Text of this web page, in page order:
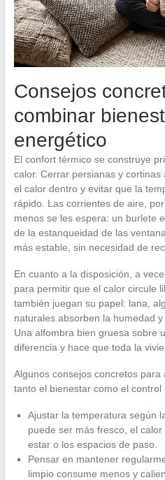
Consejos
combinar
energético
El confort térmico se construye
calor. Cerrar persianas y
el calor dentro y evitar que la
rápido. Las corrientes de aire,
menos se les espera: un burlete
de la estanqueidad de las
más estable, sin necesidad de
En cuanto a la disposición, a
para permitir que el calor circule
también juegan su papel: lana,
naturales absorben la humedad
Una alfombra bien gruesa sobre
diferencia y hace que toda la
Algunos consejos concretos
tanto el bienestar como el control
Ajustar la temperatura según
puede ser más fresco, el
estar o los espacios de paso.
Pensar en mantener
limpio consume menos y